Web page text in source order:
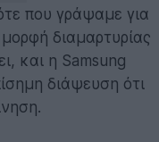
που γράψαμε για
διαμαρτυρίας
και η Samsung
διάψευση ότι